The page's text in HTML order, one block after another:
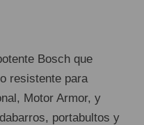
Bosch que
resistente para
Motor Armor, y
portabultos y